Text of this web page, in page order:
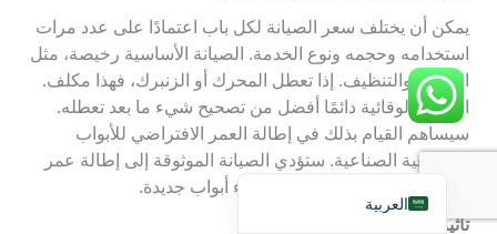
يمكن أن يختلف سعر الصيانة لكل باب اعتمادًا على عدد مرات
استخدامه وحجمه ونوع الخدمة. الصيانة الأساسية رخيصة، مثل
التزييت والتنظيف. إذا تعطل المحرك أو الزنبرك، فهذا مكلف.
الصيانة الوقائية دائمًا أفضل من تصحيح شيء ما بعد تعطله.
سيساهم القيام بذلك في إطالة العمر الافتراضي للأبواب
المقطعية الصناعية. ستؤدي الصيانة الموثوقة إلى إطالة عمر
الأبواب والمدة حتى الحاجة لشراء أبواب جديدة.
تأثير الصيانة الاستباقية
العربية
English
Español
Deutsch
Português do Brasil
Polski